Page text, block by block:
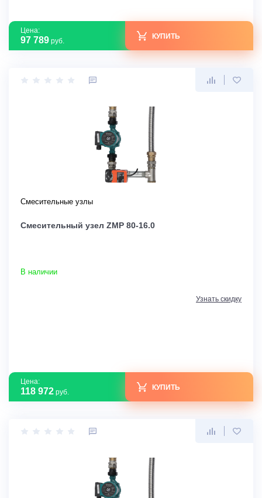
Цена:
97 789 руб.
КУПИТЬ
Смесительные узлы
Смесительный узел ZMP 80-16.0
В наличии
Узнать скидку
Цена:
118 972 руб.
КУПИТЬ